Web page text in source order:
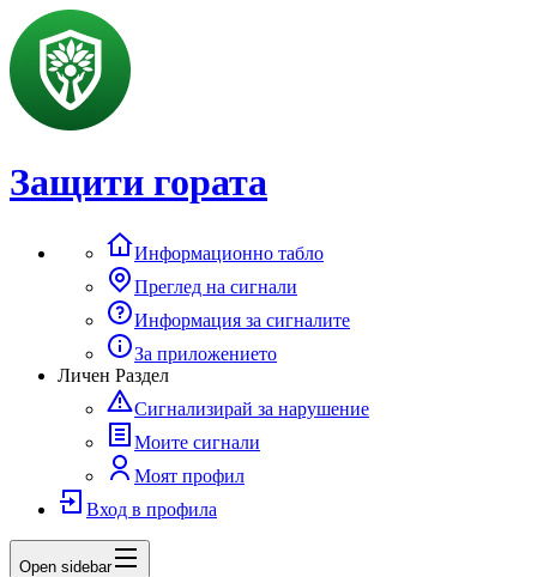
Защити гората
Информационно табло
Преглед на сигнали
Информация за сигналите
За приложението
Личен Раздел
Сигнализирай за нарушение
Моите сигнали
Моят профил
Вход в профила
Open sidebar